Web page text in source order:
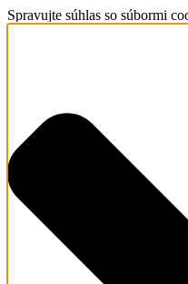
Spravujte súhlas so súbormi